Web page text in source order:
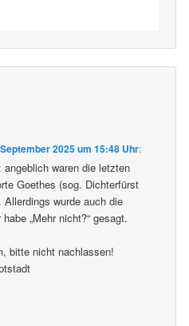
2025 um 15:48 Uhr:
waren die letzten
Goethes (sog. Dichterfürst
Allerdings wurde auch die
„Mehr nicht?“ gesagt.
bitte nicht nachlassen!